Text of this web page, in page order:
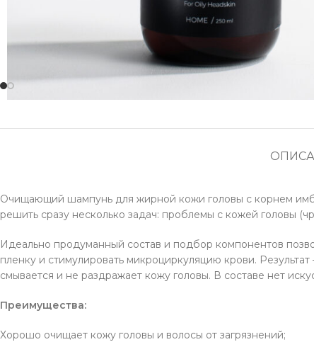
Очищающий шампунь для жирной кожи головы с корнем
решить сразу несколько задач: проблемы с кожей головы
Идеально продуманный состав и подбор компонентов
пленку и стимулировать микроциркуляцию крови.
смывается и не раздражает кожу головы. В составе нет
Преимущества:
Хорошо очищает кожу головы и волосы от загрязнений;